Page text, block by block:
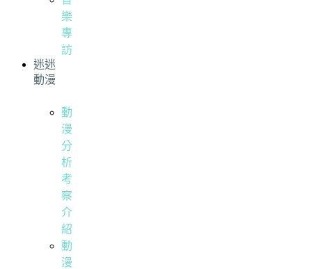
樂
專
訪
迷迷
動漫
動
漫
分
析
考
察
介
紹
動
漫